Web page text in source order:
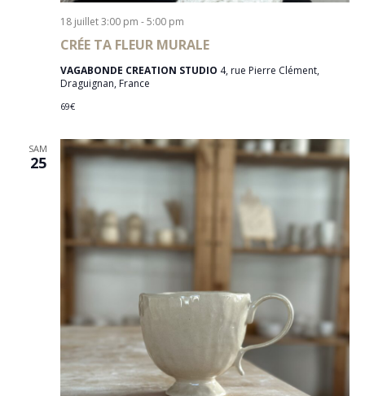
CRÉE TA FLEUR MURALE
18 juillet 3:00 pm -5:00 pm
VAGABONDE CREATION STUDIO 4, rue Pierre Clément,
Draguignan, France
69€
SAM
25